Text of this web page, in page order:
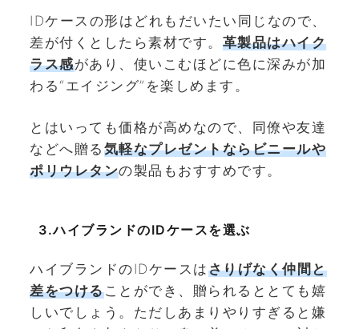
IDケースの形はどれもだいたい同じなので、
差が付くとしたら素材です。 革製品はハイク
ラス感があり、使いこむほどに色に深みが加
わる“エイジング”を楽しめます。
とはいっても価格が高めなので、同僚や友達
などへ贈る 気軽なプレゼントならビニールや
ポリウレタンの製品もおすすめです。
3.ハイブランドのIDケースを選ぶ
ハイブランドのIDケースはさりげなく仲間と
差をつけることができ、贈られるととても嬉
しいでしょう。ただしあまりやりすぎると嫌